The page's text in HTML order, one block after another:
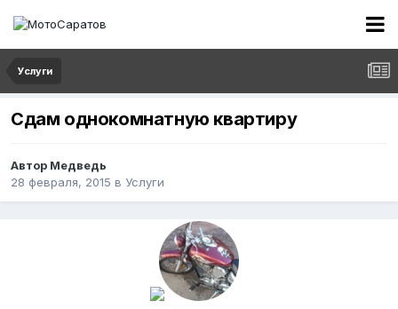
Услуги
Сдам однокомнатную квартиру
Автор Медведь
28 февраля, 2015 в Услуги